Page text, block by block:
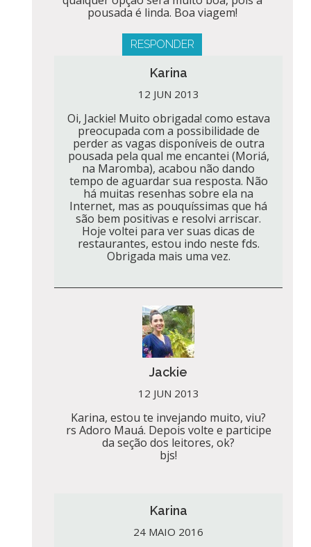
pousada é linda. Boa viagem!
RESPONDER
Karina
12 JUN 2013
Oi, Jackie! Muito obrigada! como estava
preocupada com a possibilidade de
perder as vagas disponíveis de outra
pousada pela qual me encantei (Moriá,
na Maromba), acabou não dando
tempo de aguardar sua resposta. Não
há muitas resenhas sobre ela na
Internet, mas as pouquíssimas que há
são bem positivas e resolvi arriscar.
Hoje voltei para ver suas dicas de
restaurantes, estou indo neste fds.
Obrigada mais uma vez.
Jackie
12 JUN 2013
Karina, estou te invejando muito, viu?
rs Adoro Mauá. Depois volte e participe
da seção dos leitores, ok?
bjs!
Karina
24 MAIO 2016